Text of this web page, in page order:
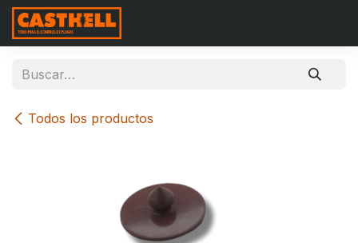
Ir al contenido
Todos los productos